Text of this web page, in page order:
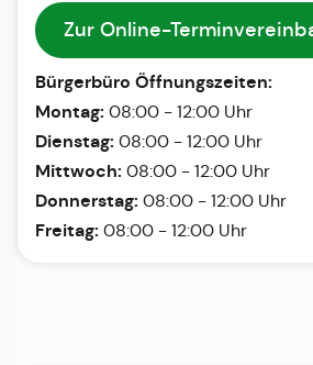
Zur Online-
Bürgerbüro Öffnungszeiten:
Montag: 08:00 - 12:00 Uhr
Dienstag: 08:00 - 12:00 Uhr
Mittwoch: 08:00 - 12:00 Uhr
Donnerstag: 08:00 - 12:00 Uhr
Freitag: 08:00 - 12:00 Uhr